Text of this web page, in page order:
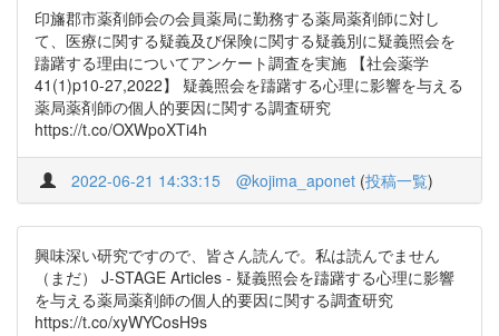
印旛郡市薬剤師会の会員薬局に勤務する薬局薬剤師に対し
て、医療に関する疑義及び保険に関する疑義別に疑義照会を
躊躇する理由についてアンケート調査を実施 【社会薬学
41(1)p10-27,2022】 疑義照会を躊躇する心理に影響を与える
薬局薬剤師の個人的要因に関する調査研究
https://t.co/OXWpoXTi4h
2022-06-21 14:33:15 @kojima_aponet (投稿一覧)
興味深い研究ですので、皆さん読んで。私は読んでません
（まだ） J-STAGE Articles - 疑義照会を躊躇する心理に影響
を与える薬局薬剤師の個人的要因に関する調査研究
https://t.co/xyWYCosH9s